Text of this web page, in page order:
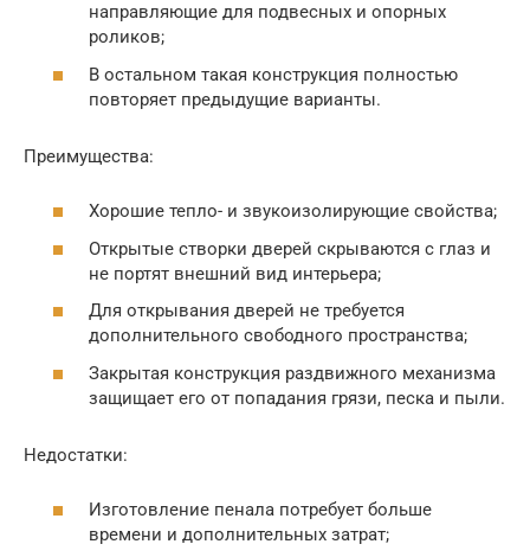
направляющие для подвесных и опорных
роликов;
В остальном такая конструкция полностью
повторяет предыдущие варианты.
Преимущества:
Хорошие тепло- и звукоизолирующие свойства;
Открытые створки дверей скрываются с глаз и
не портят внешний вид интерьера;
Для открывания дверей не требуется
дополнительного свободного пространства;
Закрытая конструкция раздвижного механизма
защищает его от попадания грязи, песка и пыли.
Недостатки:
Изготовление пенала потребует больше
времени и дополнительных затрат;